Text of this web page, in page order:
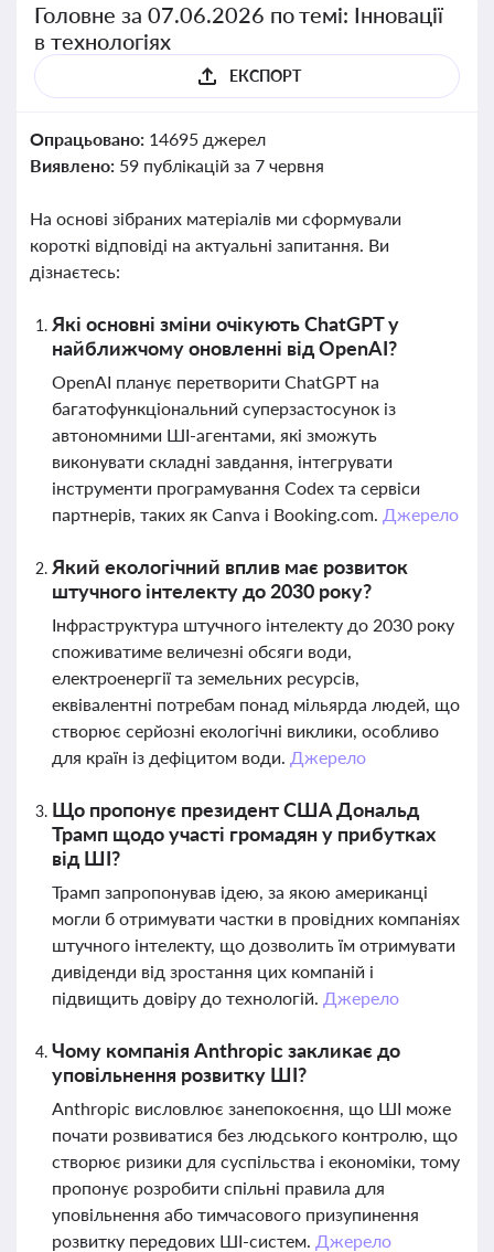
Головне за 07.06.2026 по темі: Інновації
в технологіях
ЕКСПОРТ
Опрацьовано: 14695 джерел
Виявлено: 59 публікацій за 7 червня
На основі зібраних матеріалів ми сформували
короткі відповіді на актуальні запитання. Ви
дізнаєтесь:
Які основні зміни очікують ChatGPT у
найближчому оновленні від OpenAI?
OpenAI планує перетворити ChatGPT на
багатофункціональний суперзастосунок із
автономними ШІ-агентами, які зможуть
виконувати складні завдання, інтегрувати
інструменти програмування Codex та сервіси
партнерів, таких як Canva і Booking.com. Джерело
Який екологічний вплив має розвиток
штучного інтелекту до 2030 року?
Інфраструктура штучного інтелекту до 2030 року
споживатиме величезні обсяги води,
електроенергії та земельних ресурсів,
еквівалентні потребам понад мільярда людей, що
створює серйозні екологічні виклики, особливо
для країн із дефіцитом води. Джерело
Що пропонує президент США Дональд
Трамп щодо участі громадян у прибутках
від ШІ?
Трамп запропонував ідею, за якою американці
могли б отримувати частки в провідних компаніях
штучного інтелекту, що дозволить їм отримувати
дивіденди від зростання цих компаній і
підвищить довіру до технологій. Джерело
Чому компанія Anthropic закликає до
уповільнення розвитку ШІ?
Anthropic висловлює занепокоєння, що ШІ може
почати розвиватися без людського контролю, що
створює ризики для суспільства і економіки, тому
пропонує розробити спільні правила для
уповільнення або тимчасового призупинення
розвитку передових ШІ-систем. Джерело